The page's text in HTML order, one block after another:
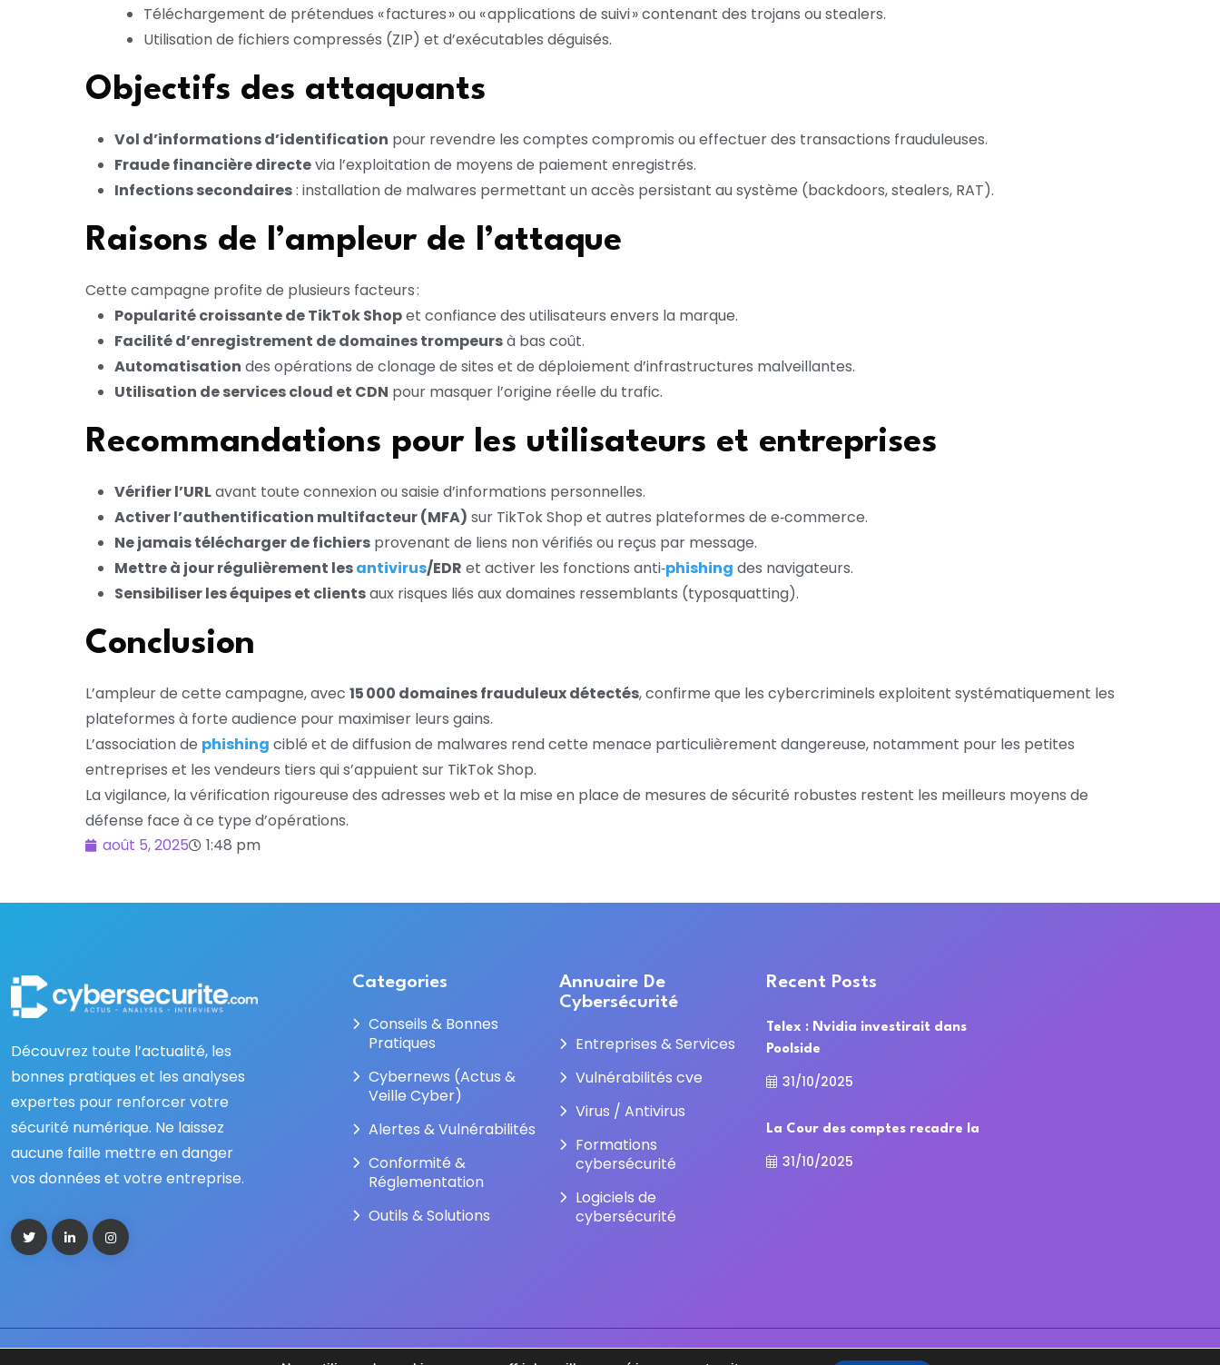
Téléchargement de prétendues « factures » ou « applications de suivi » contenant des trojans ou stealers.
Utilisation de fichiers compressés (ZIP) et d’exécutables déguisés.
Objectifs des attaquants
Vol d’informations d’identification pour revendre les comptes compromis ou effectuer des transactions frauduleuses.
Fraude financière directevia l’exploitation de moyens de paiement enregistrés.
Infections secondaires: installation de malwares permettant un accès persistant au système (backdoors, stealers, RAT).
Raisons de l’ampleur de l’attaque
Cette campagne profite de plusieurs facteurs :
Popularité croissante de TikTok Shopet confiance des utilisateurs envers la marque.
Facilité d’enregistrement de domaines trompeursà bas coût.
Automatisation des opérations de clonage de sites et de déploiement d’infrastructures malveillantes.
Utilisation de services cloud et CDN pour masquer l’origine réelle du trafic.
Recommandations pour les utilisateurs et entreprises
Vérifier l’URLavant toute connexion ou saisie d’informations personnelles.
Activer l’authentification multifacteur (MFA) sur TikTok Shop et autres plateformes de e‑commerce.
Ne jamais télécharger de fichiers provenant de liens non vérifiés ou reçus par message.
Mettre à jour régulièrement lesantivirus/EDR et activer les fonctions anti‑phishing des navigateurs.
Sensibiliser les équipes et clientsaux risques liés aux domaines ressemblants (typosquatting).
Conclusion
L’ampleur de cette campagne, avec 15 000 domaines frauduleux détectés, confirme que les cybercriminels exploitent systématiquement les
plateformes à forte audience pour maximiser leurs gains.
L’association de phishing ciblé et de diffusion de malwares rend cette menace particulièrement dangereuse, notamment pour les petites
entreprises et les vendeurs tiers qui s’appuient sur TikTok Shop.
La vigilance, la vérification rigoureuse des adresses web et la mise en place de mesures de sécurité robustes restent les meilleurs moyens de
défense face à ce type d’opérations.
août 5, 2025
1:48 pm
Découvrez toute l’actualité, les
bonnes pratiques et les analyses
expertes pour renforcer votre
sécurité numérique. Ne laissez
aucune faille mettre en danger
vos données et votre entreprise.
Categories
Conseils & Bonnes
Pratiques
Cybernews (Actus &
Veille Cyber)
Alertes & Vulnérabilités
Conformité &
Réglementation
Outils & Solutions
Annuaire De
Cybersécurité
Entreprises & Services
Vulnérabilités cve
Virus / Antivirus
Formations
cybersécurité
Logiciels de
cybersécurité
Recent Posts
Telex : Nvidia investirait dans
Poolside
31/10/2025
La Cour des comptes recadre la
31/10/2025